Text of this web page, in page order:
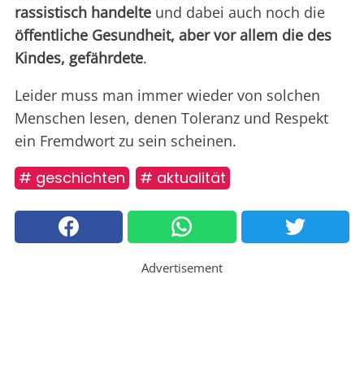
rassistisch handelte und dabei auch noch die
öffentliche Gesundheit, aber vor allem die des
Kindes, gefährdete.
Leider muss man immer wieder von solchen
Menschen lesen, denen Toleranz und Respekt
ein Fremdwort zu sein scheinen.
# geschichten # aktualität
Advertisement